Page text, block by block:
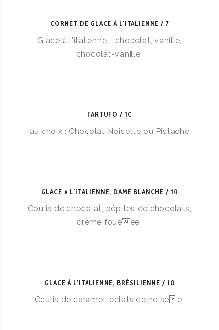
CORNET DE GLACE À L’ITALIENNE 7
Glace à l'italienne - chocolat, vanille,
chocolat-vanille
TARTUFO 10
au choix : Chocolat Noisette ou Pistache
GLACE À L’ITALIENNE, DAME BLANCHE 10
Coulis de chocolat, pépites de chocolats,
crème foueée
GLACE À L’ITALIENNE, BRÉSILIENNE 10
Coulis de caramel, éclats de noisee